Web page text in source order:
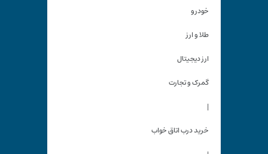
خودرو
طلا و ارز
ارز دیجیتال
گمرک و تجارت
|
خرید درب اتاق خواب